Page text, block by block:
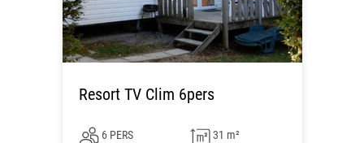
Resort TV Clim 6pers
6 PERS 31 m²